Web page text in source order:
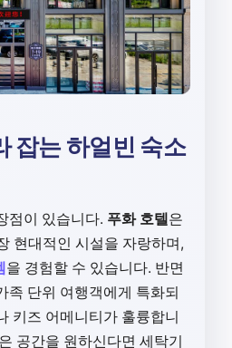
잡는 하얼빈 숙소
점이 있습니다. 푸화 호텔은
현대적인 시설을 자랑하며,
을 경험할 수 있습니다. 반면
족 단위 여행객에게 특화되
키즈 어메니티가 훌륭합니
공간을 원하신다면 세탁기